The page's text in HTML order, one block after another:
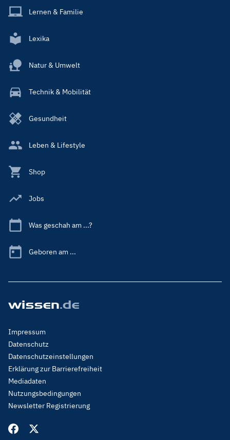
Lernen & Familie
Lexika
Natur & Umwelt
Technik & Mobilität
Gesundheit
Leben & Lifestyle
Shop
Jobs
Was geschah am ...?
Geboren am ...
Footer
Menu
Legal
Impressum
Datenschutz
Datenschutzeinstellungen
Erklärung zur Barrierefreiheit
Mediadaten
Nutzungsbedingungen
Newsletter Registrierung